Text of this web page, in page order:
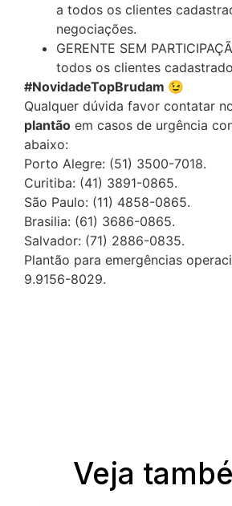
a todos os clientes
negociações.
GERENTE SEM
todos os clientes
#NovidadeTopBrudam 😉
Qualquer dúvida favor contatar
plantão em casos de urgência
abaixo:
Porto Alegre: (51) 3500-7018.
Curitiba: (41) 3891-0865.
São Paulo: (11) 4858-0865.
Brasilia: (61) 3686-0865.
Salvador: (71) 2886-0835.
Plantão para emergências
9.9156-8029.
Veja